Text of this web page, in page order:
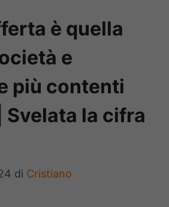
è quella
e
più contenti
Svelata la cifra
di Cristiano